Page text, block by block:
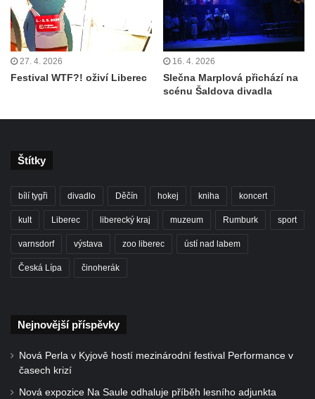
27. 4. 2026
Festival WTF?! oživí Liberec
16. 4. 2026
Slečna Marplová přichází na
scénu Šaldova divadla
Štítky
bílí tygři divadlo Děčín hokej kniha koncert
kult Liberec liberecký kraj muzeum Rumburk sport
varnsdorf výstava zoo liberec ústí nad labem
Česká Lípa činoherák
Nejnovější příspěvky
Nová Perla v Kyjově hostí mezinárodní festival Performance v
časech krizí
Nová expozice Na Saule odhaluje příběh lesního adjunkta